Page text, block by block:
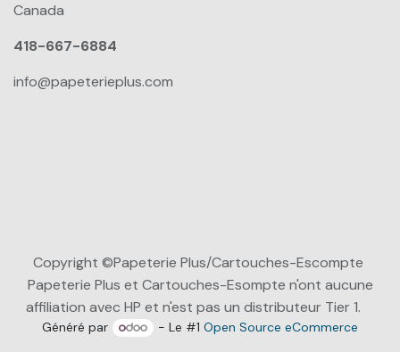
Canada
418-667-6884
info@papeterieplus.com
Copyright ©Papeterie Plus/Cartouches-Escompte
Papeterie Plus et Cartouches-Esompte n'ont aucune
affiliation avec HP et n'est pas un distributeur Tier 1.
Généré par - Le #1Open Source eCommerce